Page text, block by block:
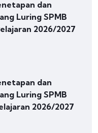
dan
Luring SPMB
2026/2027
dan
Luring SPMB
2026/2027